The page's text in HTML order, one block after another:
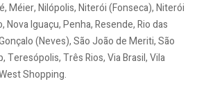
Méier, Nilópolis, Niterói (Fonseca), Niterói
Nova Iguaçu, Penha, Resende, Rio das
(Neves), São João de Meriti, São
Teresópolis, Três Rios, Via Brasil, Vila
Shopping.